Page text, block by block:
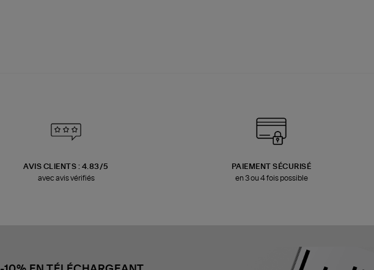
AVIS CLIENTS : 4.83/5
avec avis vérifiés
PAIEMENT SÉCURISÉ
en 3 ou 4 fois possible